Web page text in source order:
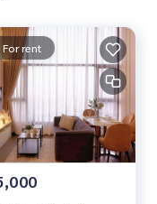
For rent